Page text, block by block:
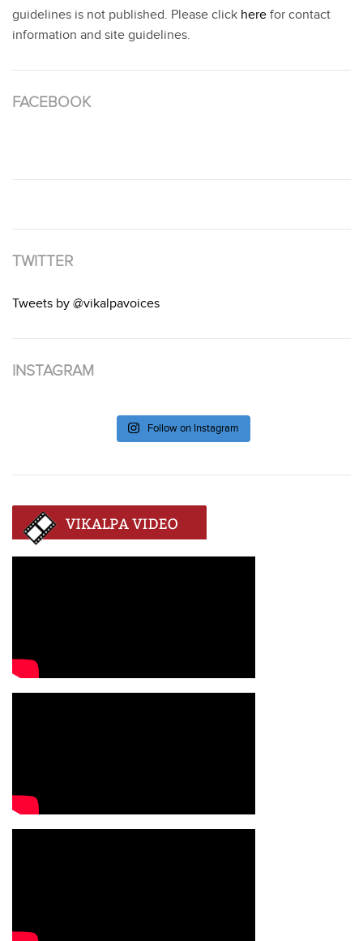
guidelines is not published. Please click here for contact
information and site guidelines.
FACEBOOK
TWITTER
Tweets by @vikalpavoices
INSTAGRAM
Follow on Instagram